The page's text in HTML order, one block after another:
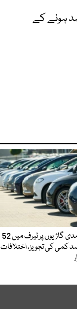
کہا ہے کہ وہ جی ڈی پی پرائمری بجٹ سرپلس کا 1.6 فیصد ہونے کے
درآمدی گاڑیوں پر ٹیرف میں 52
کمی کی تجویز، اختلافات